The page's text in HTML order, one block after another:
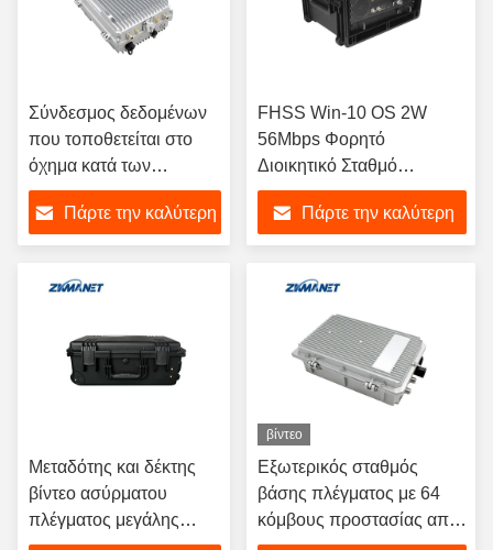
Σύνδεσμος δεδομένων
που τοποθετείται στο
όχημα κατά των
παρεμβολών
Πάρτε την καλύτερη
FHSS Win-10 OS 2W
56Mbps Φορητό
Διοικητικό Σταθμό
Ασύρματο Ραδιοφωνικό
ΔικτύωμαΠάρτε την καλύτερη
Μεταδότης και δέκτης
βίντεο ασύρματου
πλέγματος μεγάλης
εμβέλειας με
βίντεο
Εξωτερικός σταθμός
βάσης πλέγματος με 64
κόμβους προστασίας από
υπερχείλιση/στατική